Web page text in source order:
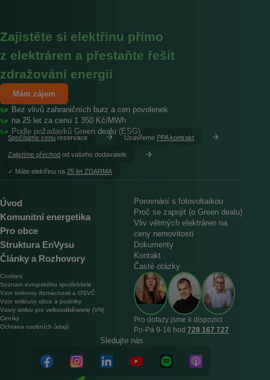
Zajistěte si elektřinu přímo
z elektráren a přestaňte řešit
zdražování energií
Mám zájem
Bez vlivů zahraničních burz a cen povolenek
na 25 let za cenu 1 350 Kč/MWh
Podle požadavků Green dealu (ESG)
Spočítáme cenu rezervace Uzavřeme PPA kontrakt
Zajistíme přechod od vašeho dodavatele
︎✓ Máte elektřinu na25 let ZDARMA
Úvod
Komunitní energetika
Pro obce
Struktura EnVysu
Články a Rozhovory
Porovnání s fotovoltaikou
Proč se zapojit (o Green dealu)
Vliv větrných elektráren na
ceny nemovitostí
Dokumenty
Kontakt
Časté otázky
Cookies
Seznam evropského spotřebitele
Vzor smlouvy domácnosti a OSVČ
Vzor smlouvy obce a podniky
Vzory smluv pro velkoodběratele (VN)
Ceníky
Ochrana osobních údajů
Pro dotazy jsme k dispozici
Po‑Pá 9‑16 hod 728 167 727
Sledujte nás